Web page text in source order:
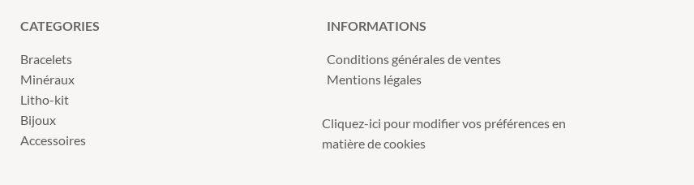
CATEGORIES
Bracelets
Minéraux
Litho-kit
Bijoux
Accessoires
INFORMATIONS
Conditions générales de ventes
Mentions légales
Cliquez-ici pour modifier vos préférences en
matière de cookies